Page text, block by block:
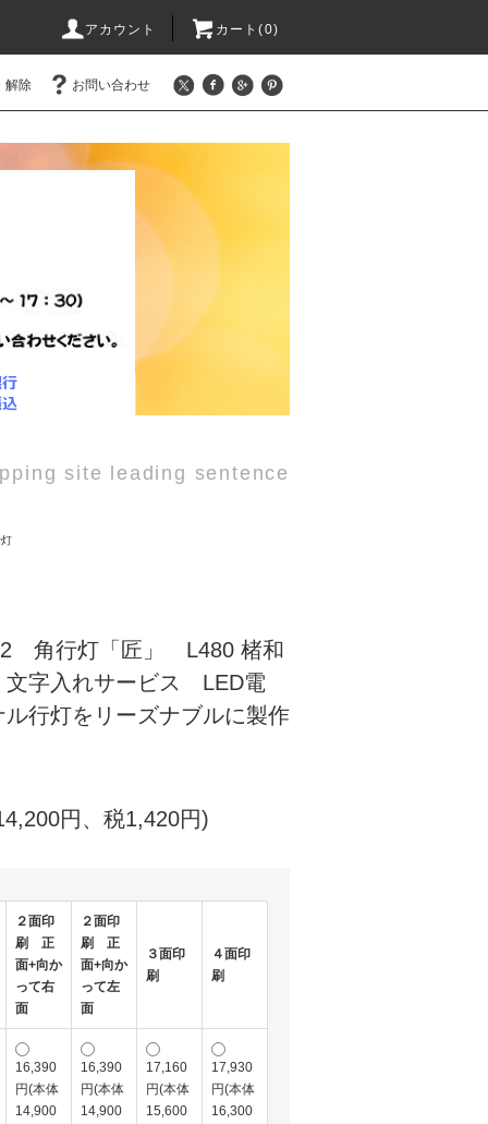
アカウント カート(0)
解除 お問い合わせ
site leading sentence
角行灯「匠」 L480 楮和
文字入れサービス LED電
行灯をリーズナブルに製作
円、税1,420円)
２面印
刷 正
面+向か
って右
面
２面印
刷 正
面+向か
って左
面
３面印
刷
４面印
刷
16,390
円(本体
14,900
16,390
円(本体
14,900
17,160
円(本体
15,600
17,930
円(本体
16,300